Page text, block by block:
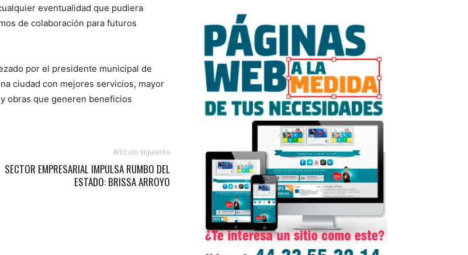
eventualidad que pudiera
de colaboración para futuros
por el presidente municipal de
ciudad con mejores servicios, mayor
obras que generen beneficios
Artículo siguiente
SECTOR EMPRESARIAL IMPULSA RUMBO DEL
ESTADO: BRISSA ARROYO